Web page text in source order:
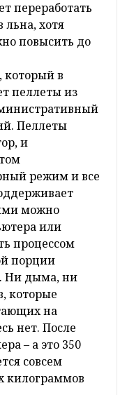
переработать
льна, хотя
повысить до
который в
пеллеты из
Пеллеты
и
режим и все
можно
или
процессом
порции
Ни дыма, ни
которые
на
нет. После
– а это 350
совсем
килограммов